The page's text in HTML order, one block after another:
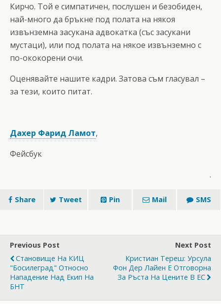
Кирчо. Той е симпатичен, послушен и безобиден,
най-много да бръкне под полата на някоя
извънземна засукана адвокатка (със засукани
мустаци), или под полата на някое извънземно с
по-ококорени очи.
Оценявайте нашите кадри. Затова съм гласувал –
за тези, които питат.
Дахер Фарид Ламот,
Фейсбук
.
Share Tweet Pin Mail SMS
Previous Post
Становище На КИЦ
"Босилеград" Относно
Нападение Над Екип На
БНТ
Next Post
Кристиан Тереш: Урсула
Фон Дер Лайен Е Отговорна
За Ръста На Цените В ЕС